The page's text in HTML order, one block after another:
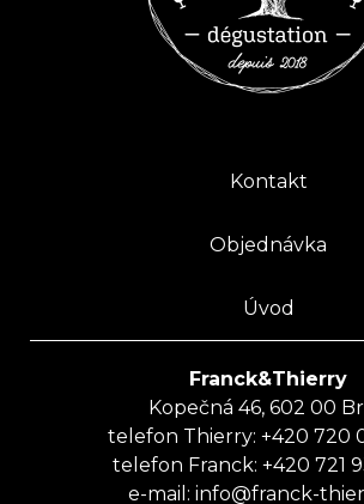
Kontakt
Objednávka
Úvod
Franck&Thierry
Kopečná 46, 602 00
telefon Thierry: +420 720
telefon Franck: +420 721
e-mail: info@franck-